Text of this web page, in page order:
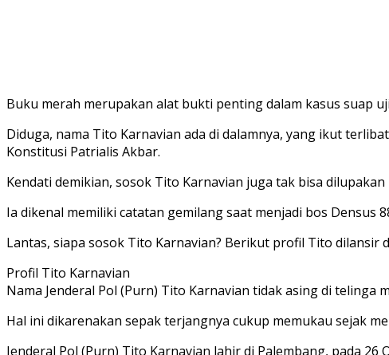
Buku merah merupakan alat bukti penting dalam kasus suap
Diduga, nama Tito Karnavian ada di dalamnya, yang ikut
Konstitusi Patrialis Akbar.
Kendati demikian, sosok Tito Karnavian juga tak bisa
Ia dikenal memiliki catatan gemilang saat menjadi bos Densus
Lantas, siapa sosok Tito Karnavian? Berikut profil Tito dilansir
Profil Tito Karnavian
Nama Jenderal Pol (Purn) Tito Karnavian tidak asing di telinga
Hal ini dikarenakan sepak terjangnya cukup memukau sejak
Jenderal Pol (Purn) Tito Karnavian lahir di Palembang, pada